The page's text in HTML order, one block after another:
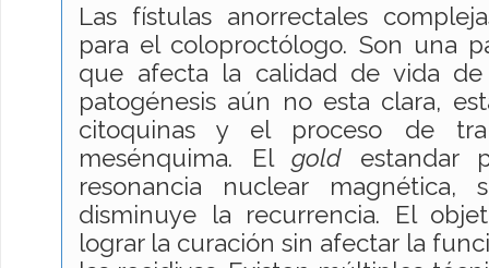
Las fístulas anorrectales
para el coloproctólogo. Son una
que afecta la calidad de vida de
patogénesis aún no esta clara,
citoquinas y el proceso de
mesénquima. El gold estandar
resonancia nuclear
disminuye la recurrencia. El
lograr la curación sin afectar la